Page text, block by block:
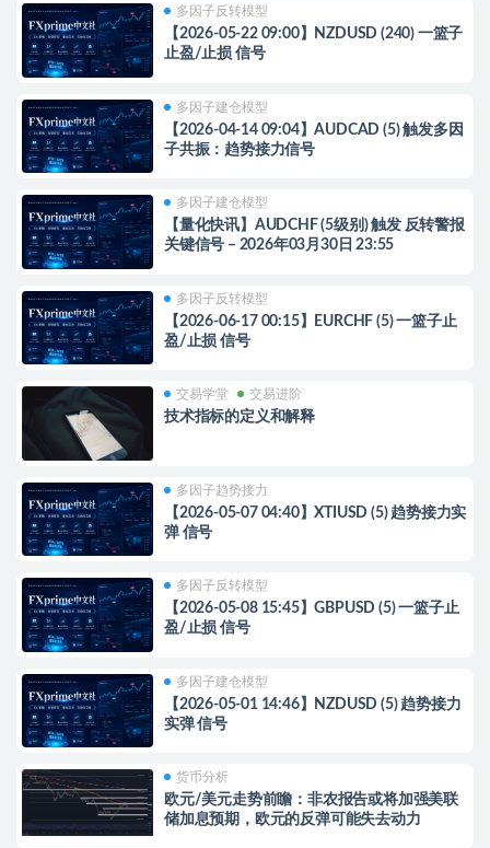
多因子反转模型
【2026-05-22 09:00】NZDUSD (240) 一篮子
止盈/止损 信号
多因子建仓模型
【2026-04-14 09:04】AUDCAD (5) 触发多因
子共振：趋势接力信号
多因子建仓模型
【量化快讯】AUDCHF (5级别) 触发 反转警报
关键信号 – 2026年03月30日 23:55
多因子反转模型
【2026-06-17 00:15】EURCHF (5) 一篮子止
盈/止损 信号
交易学堂 交易进阶
技术指标的定义和解释
多因子趋势接力
【2026-05-07 04:40】XTIUSD (5) 趋势接力实
弹 信号
多因子反转模型
【2026-05-08 15:45】GBPUSD (5) 一篮子止
盈/止损 信号
多因子建仓模型
【2026-05-01 14:46】NZDUSD (5) 趋势接力
实弹 信号
货币分析
欧元/美元走势前瞻：非农报告或将加强美联
储加息预期，欧元的反弹可能失去动力